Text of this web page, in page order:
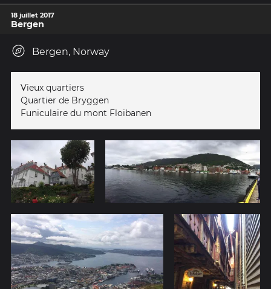
18 juillet 2017
Bergen
Bergen, Norway
Vieux quartiers
Quartier de Bryggen
Funiculaire du mont Floibanen